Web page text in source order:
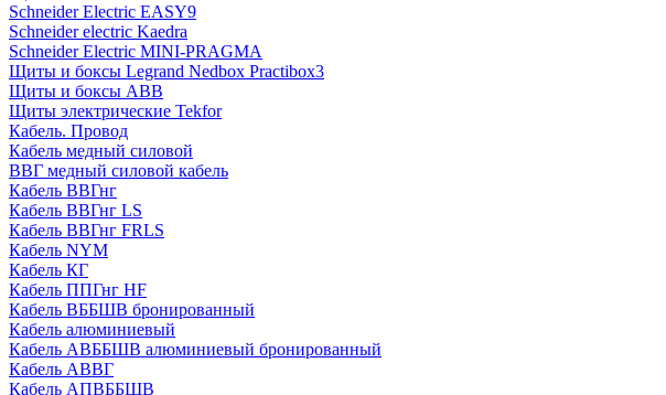
Schneider Electric EASY9
Schneider electric Kaedra
Schneider Electric MINI-PRAGMA
Щиты и боксы Legrand Nedbox Practibox3
Щиты и боксы ABB
Щиты электрические Tekfor
Кабель. Провод
Кабель медный силовой
ВВГ медный силовой кабель
Кабель ВВГнг
Кабель ВВГнг LS
Кабель ВВГнг FRLS
Кабель NYM
Кабель КГ
Кабель ППГнг HF
Кабель ВББШВ бронированный
Кабель алюминиевый
Кабель АВББШВ алюминиевый бронированный
Кабель АВВГ
Кабель АПВББШВ